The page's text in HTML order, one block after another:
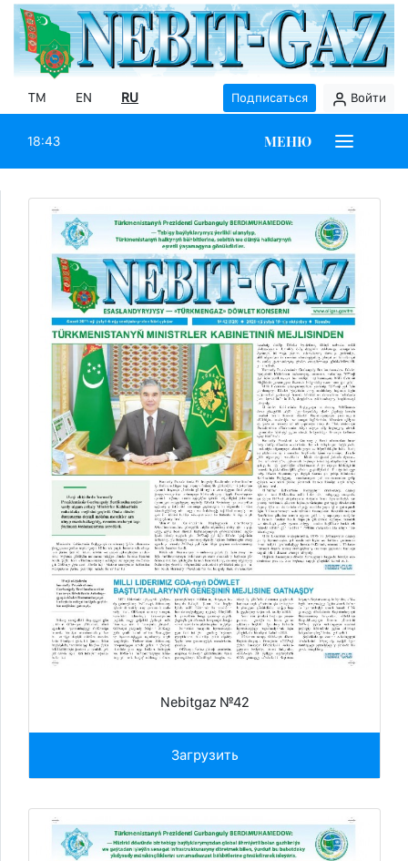
TM EN RU Подписаться Войти
18:43 МЕНЮ
Nebitgaz №42
Загрузить